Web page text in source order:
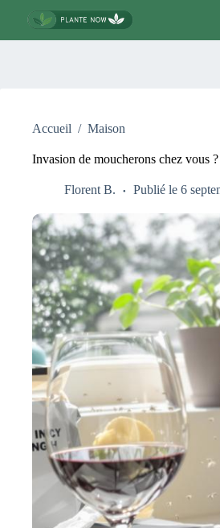
Accueil / Maison
Invasion de moucherons chez vous
Florent B. Publié le 6